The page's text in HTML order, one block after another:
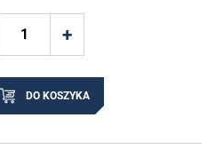
DO KOSZYKA